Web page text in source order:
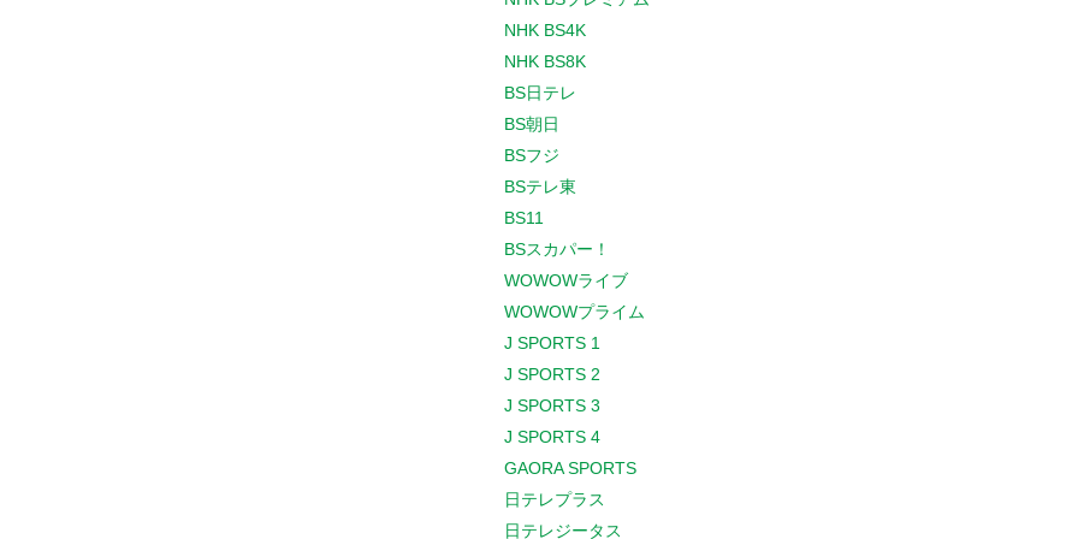
NHK BS4K
NHK BS8K
BS日テレ
BS朝日
BSフジ
BSテレ東
BS11
BSスカパー！
WOWOWライブ
WOWOWプライム
J SPORTS 1
J SPORTS 2
J SPORTS 3
J SPORTS 4
GAORA SPORTS
日テレプラス
日テレジータス